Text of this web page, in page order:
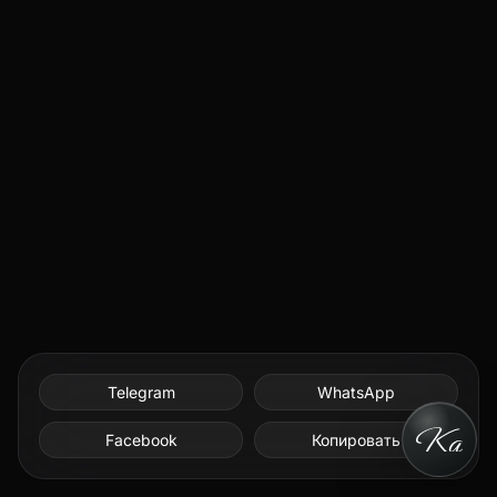
Telegram WhatsApp
Facebook Копировать